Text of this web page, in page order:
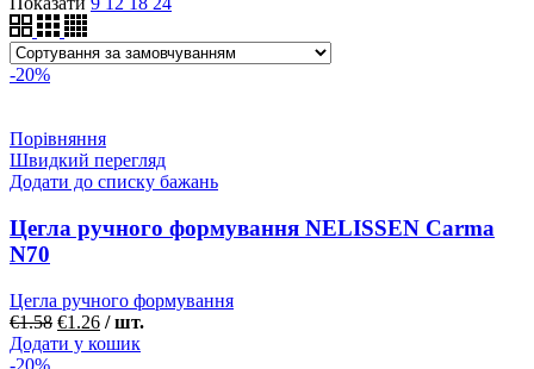
-20%
Порівняння
Швидкий перегляд
Додати до списку бажань
Цегла ручного формування NELISSEN Carma
N70
Цегла ручного формування
€1.58 €1.26 / шт.
Додати у кошик
-20%